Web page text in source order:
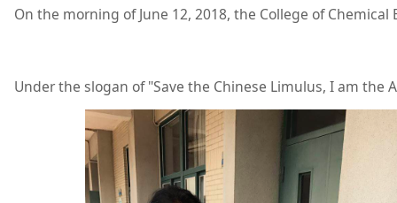
On the morning of June 12, 2018, the College of
Under the slogan of "Save the Chinese Limulus, I am